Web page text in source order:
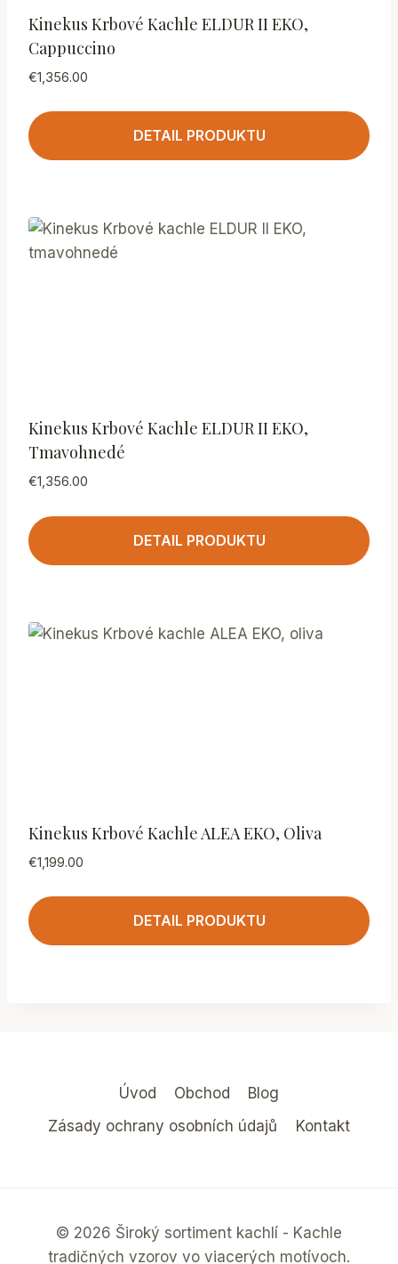
Kinekus Krbové Kachle ELDUR II EKO,
Cappuccino
€1,356.00
DETAIL PRODUKTU
Kinekus Krbové Kachle ELDUR II EKO,
Tmavohnedé
€1,356.00
DETAIL PRODUKTU
Kinekus Krbové Kachle ALEA EKO, Oliva
€1,199.00
DETAIL PRODUKTU
Úvod Obchod
Blog
Zásady ochrany osobních údajů
Kontakt
© 2026 Široký sortiment kachlí - Kachle
tradičných vzorov vo viacerých motívoch.